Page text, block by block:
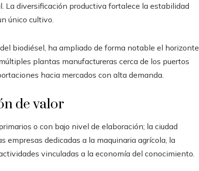
La diversificación productiva fortalece la estabilidad
único cultivo.
biodiésel, ha ampliado de forma notable el horizonte
plantas manufactureras cerca de los puertos
hacia mercados con alta demanda.
de valor
o con bajo nivel de elaboración; la ciudad
empresas dedicadas a la maquinaria agrícola, la
vinculadas a la economía del conocimiento.